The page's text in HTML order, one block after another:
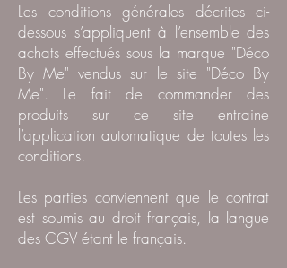
Les conditions générales décrites ci-
dessous s’appliquent à l’ensemble des
achats effectués sous la marque "Déco
By Me" vendus sur le site "Déco By
Me". Le fait de commander des
produits sur ce site entraine
l’application automatique de toutes les
conditions.
Les parties conviennent que le contrat
est soumis au droit français, la langue
des CGV étant le français.